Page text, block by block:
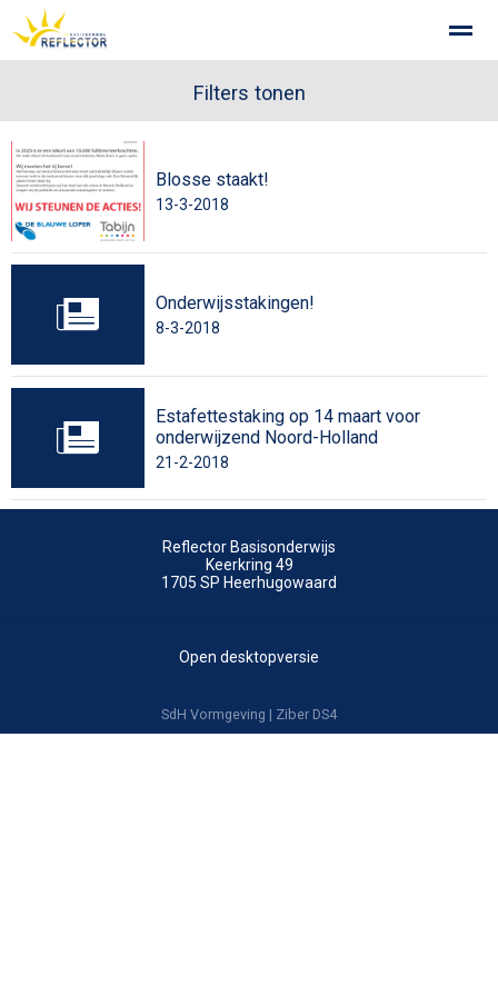
Gemeenschappelijke
Home Zoeken Foto's
Filters tonen
Blosse staakt!
13-3-2018
Onderwijsstakingen!
8-3-2018
Estafettestaking op 14 maart voor
onderwijzend Noord-Holland
21-2-2018
Reflector Basisonderwijs
Keerkring 49
1705 SP Heerhugowaard
Open desktopversie
SdH Vormgeving | Ziber DS4